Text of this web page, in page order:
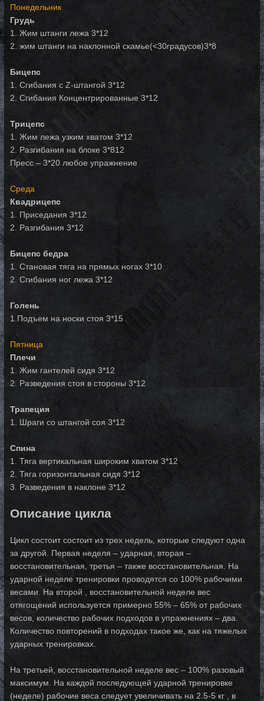
Понедельник
Грудь
1. Жим штанги лежа 3*12
2. жим штанги на наклонной скамье(<30градусов)3*8
Бицепс
1. Сгибания с Z-штангой 3*12
2. Сгибания Концентрированные 3*12
Трицепс
1. Жим лежа узким хватом 3*12
2. Разгибания на блоке 3*812
Пресс – 3*20 любое упражнение
Среда
Квадрицепс
1. Приседания 3*12
2. Разгибания 3*12
Бицепс бедра
1. Становая тяга на прямых ногах 3*10
2. Сгибания ног лежа 3*12
Голень
1.Подъем на носки стоя 3*15
Пятница
Плечи
1. Жим гантелей сидя 3*12
2. Разведения стоя в стороны 3*12
Трапеция
1. Шраги со штангой соя 3*12
Спина
1. Тяга вертикальная широким хватом 3*12
2. Тяга горизонтальная сидя 3*12
3. Разведения в наклоне 3*12
Описание цикла
Цикл состоит состоит из трех недель, которые следуют одна
за другой. Первая неделя – ударная, вторая –
восстановительная, третья – также восстановительная. На
ударной неделе тренировки проводятся со 100% рабочими
весами. На второй , восстановительной неделе вес
отягощений используется примерно 55% – 65% от рабочих
весов, количество рабочих подходов в упражнениях – два.
Количество повторений в подходах такое же, как на тяжелых
ударных тренировках.
На третьей, восстановительной неделе вес – 100% разовый
максимум. На каждой последующей ударной тренировке
(неделе) рабочие веса следует увеличивать на 2.5-5 кг , в